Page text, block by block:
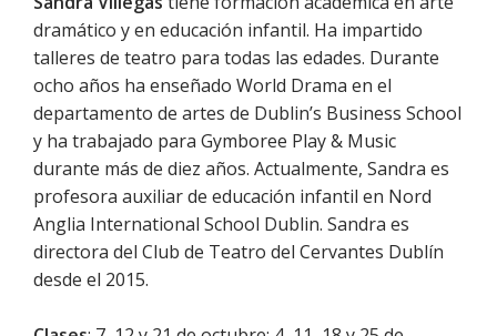
dramático y en educación infantil. Ha impartido
talleres de teatro para todas las edades. Durante
ocho años ha enseñado World Drama en el
departamento de artes de Dublin’s Business School
y ha trabajado para Gymboree Play & Music
durante más de diez años. Actualmente, Sandra es
profesora auxiliar de educación infantil en Nord
Anglia International School Dublin. Sandra es
directora del Club de Teatro del Cervantes Dublín
desde el 2015.